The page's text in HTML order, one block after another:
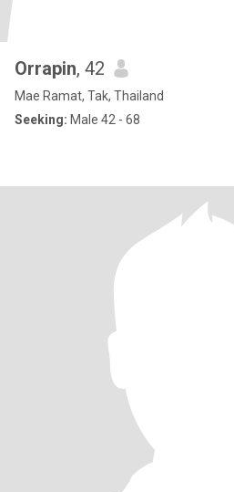
Orrapin, 42
Mae Ramat, Tak, Thailand
Seeking: Male 42 - 68